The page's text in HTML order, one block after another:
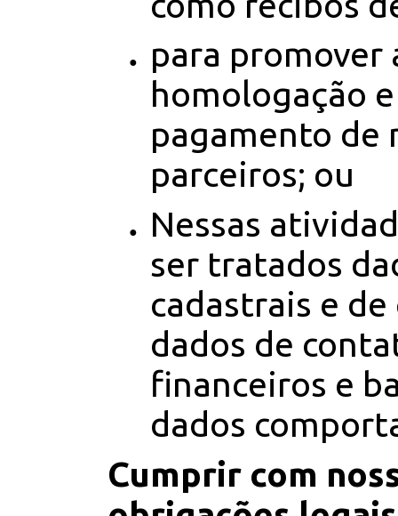
para promover
homologação
pagamento de
parceiros; ou
Nessas
ser tratados
cadastrais e
dados de
financeiros e
dados
Cumprir com